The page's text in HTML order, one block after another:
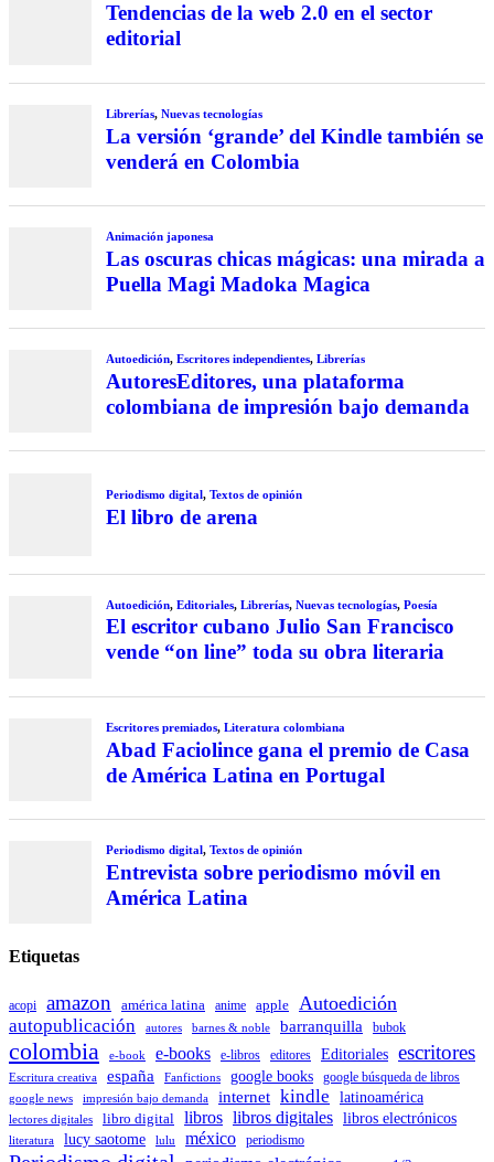
Tendencias de la web 2.0 en el sector
editorial
Librerías, Nuevas tecnologías
La versión ‘grande’ del Kindle también se
venderá en Colombia
Animación japonesa
Las oscuras chicas mágicas: una mirada a
Puella Magi Madoka Magica
Autoedición, Escritores independientes, Librerías
AutoresEditores, una plataforma
colombiana de impresión bajo demanda
Periodismo digital, Textos de opinión
El libro de arena
Autoedición, Editoriales, Librerías, Nuevas tecnologías, Poesía
El escritor cubano Julio San Francisco
vende “on line” toda su obra literaria
Escritores premiados, Literatura colombiana
Abad Faciolince gana el premio de Casa
de América Latina en Portugal
Periodismo digital, Textos de opinión
Entrevista sobre periodismo móvil en
América Latina
Etiquetas
acopi amazon américa latina anime apple Autoedición
autopublicación autores barnes & noble barranquilla bubok
colombia e-book e-books e-libros editores Editoriales escritores
Escritura creativa españa Fanfictions google books google búsqueda de libros
google news impresión bajo demanda internet kindle latinoamérica
lectores digitales libro digital libros libros digitales libros electrónicos
literatura lucy saotome lulu méxico periodismo